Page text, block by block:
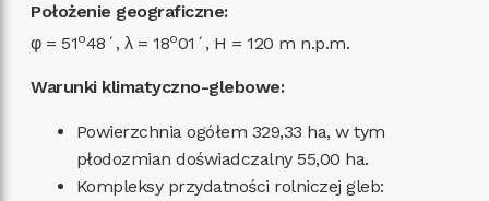
Położenie geograficzne:
φ = 51o48´, λ = 18o01´, H = 120 m n.p.m.
Warunki klimatyczno-glebowe:
Powierzchnia ogółem 329,33 ha, w tym
płodozmian doświadczalny 55,00 ha.
Kompleksy przydatności rolniczej gleb: